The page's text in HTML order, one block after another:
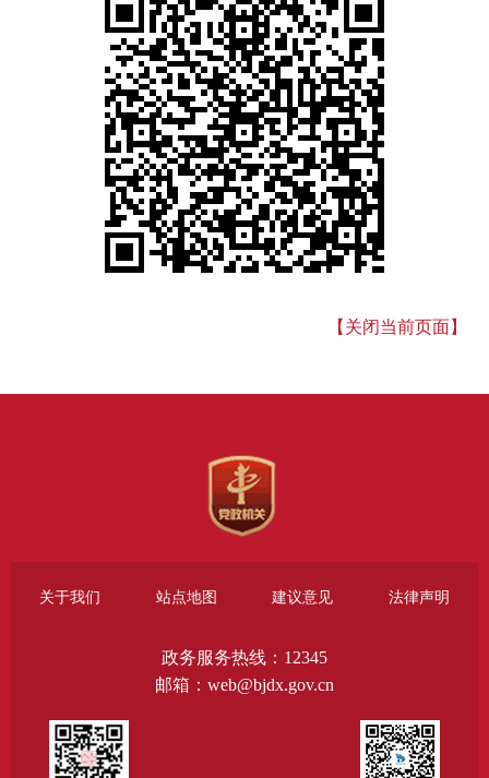
【关闭当前页面】
关于我们 站点地图 建议意见 法律声明
政务服务热线：12345
邮箱：web@bjdx.gov.cn